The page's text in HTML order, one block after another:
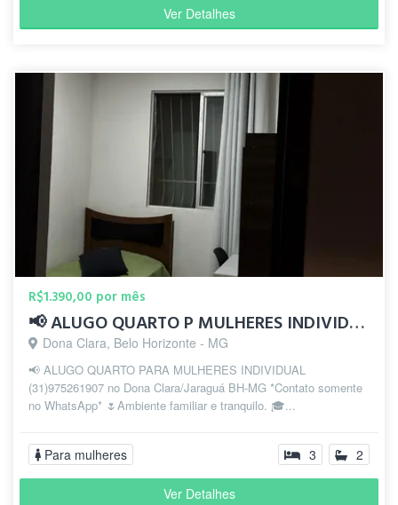
Ver Detalhes
R$1.390,00 por mês
📢 ALUGO QUARTO P MULHERES INDIVIDUAL
Dona Clara, Belo Horizonte - MG
📢 ALUGO QUARTO PARA MULHERES INDIVIDUAL
(31)975261907 no Dona Clara/Jaraguá BH-MG *Contato somente
no WhatsApp* 🌷Ambiente familiar e tranquilo. 🎓...
Para mulheres 3 2
Ver Detalhes